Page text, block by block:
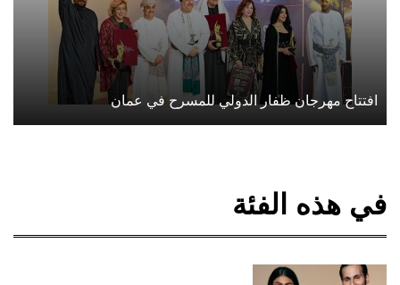
افتتاح مهرجان ظفار الدولي للمسرح في عمان
في هذه الفئة